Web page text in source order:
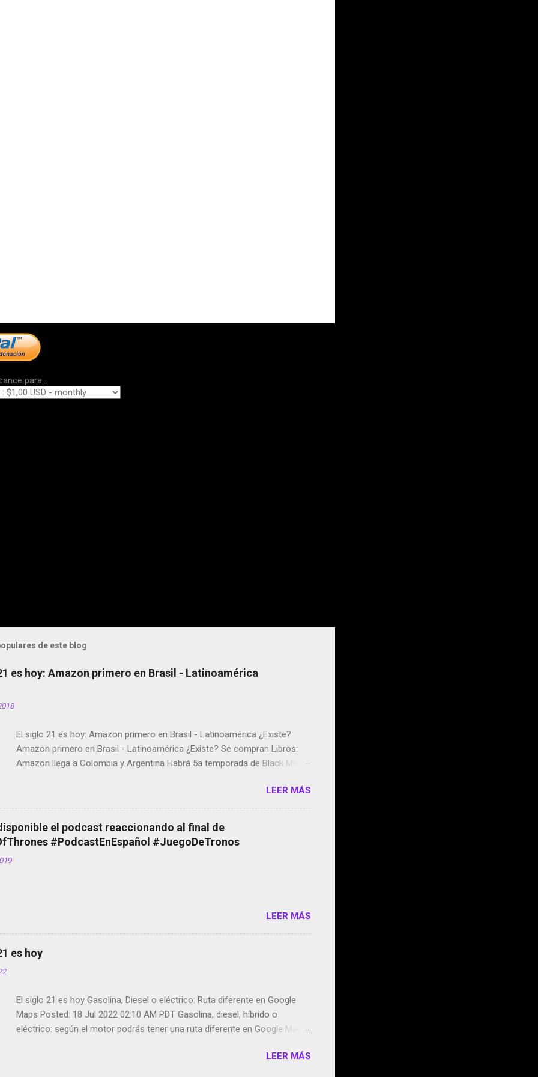
para...
de este blog
es hoy: Amazon primero en Brasil - Latinoamérica
El siglo 21 es hoy: Amazon primero en Brasil - Latinoamérica ¿Existe?
Amazon primero en Brasil - Latinoamérica ¿Existe? Se compran Libros:
Amazon llega a Colombia y Argentina Habrá 5a temporada de Black Mirror
copyright en Instagram Música y vídeo selfies en la red social Riddley
Scott saca a Kevin Spacey de su película Francisco regaña a los que usan
el smartphone en sus misas La serie de la Tierra Media GoBee - StartUp
de bicicletas de alquiler Stop Motion en Instagram Vodafone: me siento
tumbado. Amazon Music: Chingo yo, chingas tu... http://amzn.to/2z1UkPK
LEER MÁS
el podcast reaccionando al final de
#PodcastEnEspañol #JuegoDeTronos
LEER MÁS
es hoy
El siglo 21 es hoy Gasolina, Diesel o eléctrico: Ruta diferente en Google
Maps Posted: 18 Jul 2022 02:10 AM PDT Gasolina, diesel, híbrido o
eléctrico: según el motor podrás tener una ruta diferente en Google Maps.
de esos sentidos es lo que hacen los desarrolladores de Alphabet, laLEER MÁS